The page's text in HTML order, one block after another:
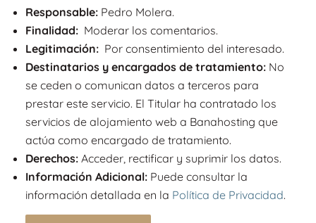
Responsable: Pedro Molera.
Finalidad: Moderar los comentarios.
Legitimación: Por consentimiento del interesado.
Destinatarios y encargados de tratamiento: No
se ceden o comunican datos a terceros para
prestar este servicio. El Titular ha contratado los
servicios de alojamiento web a Banahosting que
actúa como encargado de tratamiento.
Derechos: Acceder, rectificar y suprimir los datos.
Información Adicional: Puede consultar la
información detallada en la Política de Privacidad.